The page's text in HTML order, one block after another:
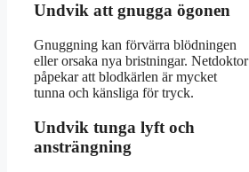
Undvik att gnugga ögonen
Gnuggning kan förvärra blödningen
eller orsaka nya bristningar. Netdoktor
påpekar att blodkärlen är mycket
tunna och känsliga för tryck.
Undvik tunga lyft och
ansträngning